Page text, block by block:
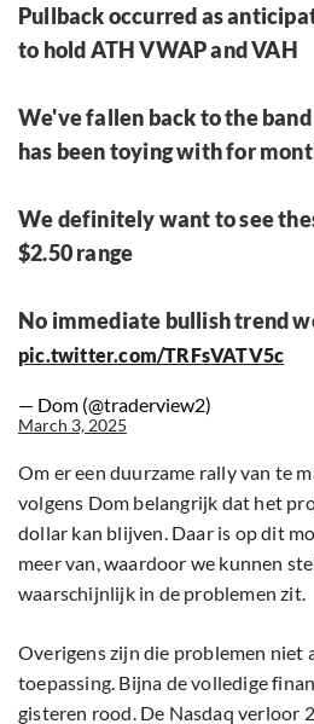
Pullback occurred as
to hold ATH VWAP and VAH
We've fallen back to the
has been toying with for
We definitely want to see
$2.50 range
No immediate bullish trend
pic.twitter.com/TRFsVATV5c
— Dom (@traderview2)
March 3, 2025
Om er een duurzame rally van te
volgens Dom belangrijk dat het
dollar kan blijven. Daar is op dit
meer van, waardoor we kunnen
waarschijnlijk in de problemen zit.
Overigens zijn die problemen niet
toepassing. Bijna de volledige
gisteren rood. De Nasdaq verloor